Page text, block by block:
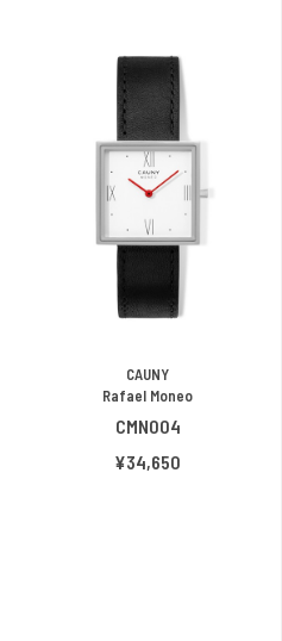
CAUNY
Rafael Moneo
CMN004
¥34,650